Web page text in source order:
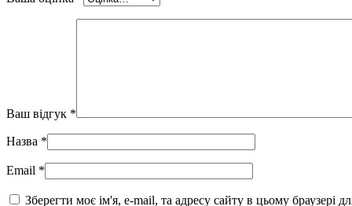
Ваш відгук *
Назва *
Email *
Зберегти моє ім'я, e-mail, та адресу сайту в цьому браузері